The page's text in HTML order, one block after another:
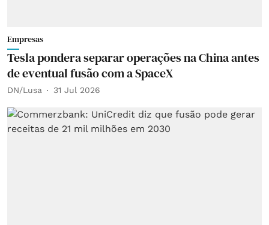
Empresas
Tesla pondera separar operações na China antes
de eventual fusão com a SpaceX
DN/Lusa 31 Jul 2026